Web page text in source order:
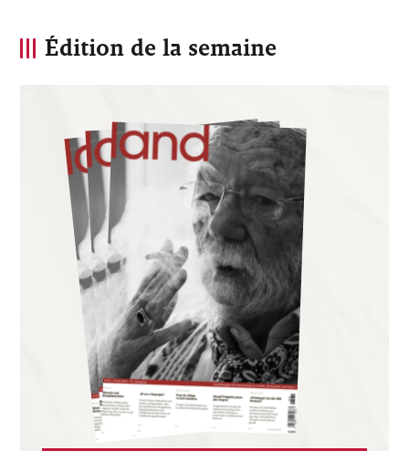
Édition de la semaine